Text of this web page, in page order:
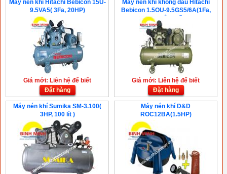
Máy nén khí Hitachi Bebicon 15U-
9.5VA5( 3Fa, 20HP)
Giá mới: Liên hệ để biết
Đặt hàng
Máy nén khí không dầu Hitachi
Bebicon 1.5OU-9.5GS5/6A(1Fa,
2HP, Không dầu )
Giá mới: Liên hệ để biết
Đặt hàng
Máy nén khí Sumika SM-3.100(
3HP, 100 lít )
Máy nén khí D&D
ROC12BA(1.5HP)